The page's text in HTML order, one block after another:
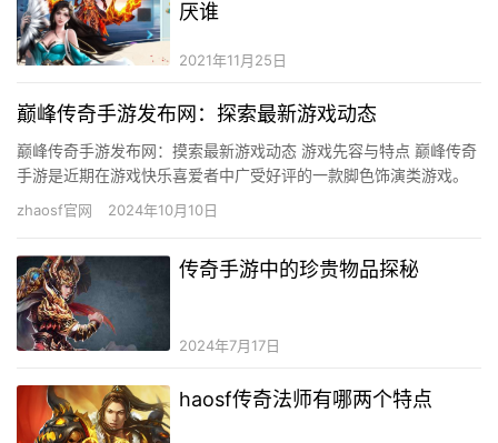
厌谁
2021年11月25日
巅峰传奇手游发布网：探索最新游戏动态
巅峰传奇手游发布网：摸索最新游戏动态 游戏先容与特点 巅峰传奇
手游是近期在游戏快乐喜爱者中广受好评的一款脚色饰演类游戏。
这款游戏以其精美的画面、丰硕的剧情和立异的游戏系统吸引了年
zhaosf官网 2024年10月10日
传奇手游中的珍贵物品探秘
2024年7月17日
haosf传奇法师有哪两个特点